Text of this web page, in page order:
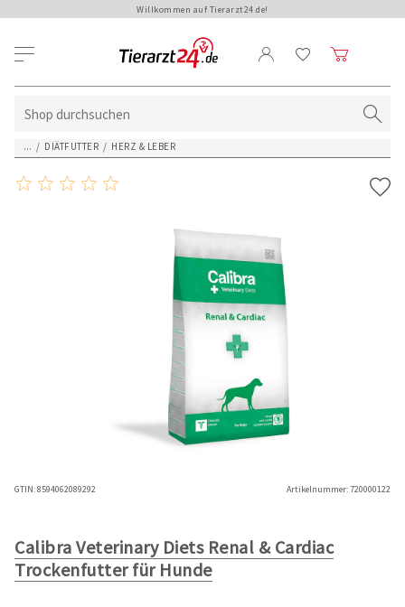
Willkommen auf Tierarzt24.de!
... / DIÄTFUTTER / HERZ & LEBER
GTIN:8594062089292 Artikelnummer:720000122
Calibra Veterinary Diets Renal & Cardiac
Trockenfutter für Hunde